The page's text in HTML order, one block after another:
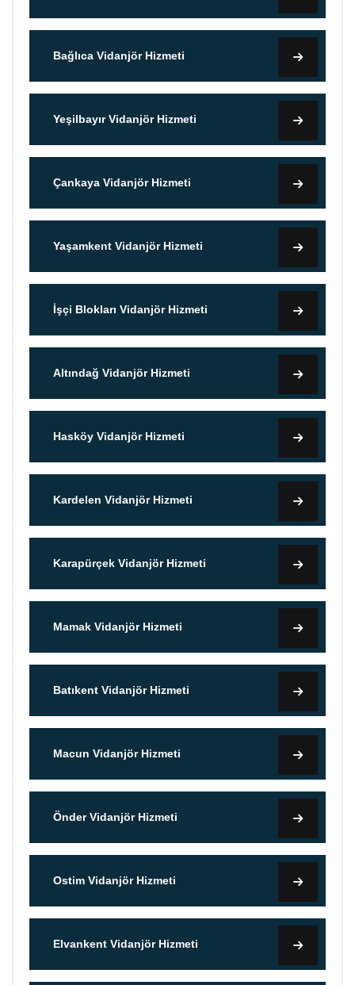
Bağlıca Vidanjör Hizmeti
Yeşilbayır Vidanjör Hizmeti
Çankaya Vidanjör Hizmeti
Yaşamkent Vidanjör Hizmeti
İşçi Blokları Vidanjör Hizmeti
Altındağ Vidanjör Hizmeti
Hasköy Vidanjör Hizmeti
Kardelen Vidanjör Hizmeti
Karapürçek Vidanjör Hizmeti
Mamak Vidanjör Hizmeti
Batıkent Vidanjör Hizmeti
Macun Vidanjör Hizmeti
Önder Vidanjör Hizmeti
Ostim Vidanjör Hizmeti
Elvankent Vidanjör Hizmeti